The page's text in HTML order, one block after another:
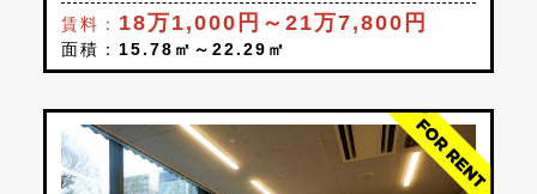
賃料： 18万1,000円～21万7,800円
面積： 15.78㎡～22.29㎡